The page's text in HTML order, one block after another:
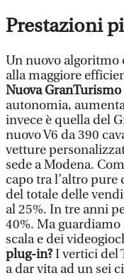
Prestazioni
Un nuovo algoritmo
alla maggiore
Nuova GranTurismo
autonomia,
invece è quella del
nuovo V6 da 390
vetture
sede a Modena.
capo tra l’altro pure
del totale delle
al 25%. In tre anni
40%. Ma
scala e dei
plug-in?I vertici del
a dar vita ad un sei